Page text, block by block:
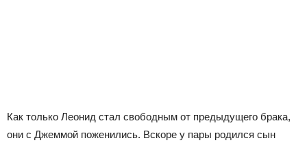
Как только Леонид стал свободным от предыдущего брака,
они с Джеммой поженились. Вскоре у пары родился сын